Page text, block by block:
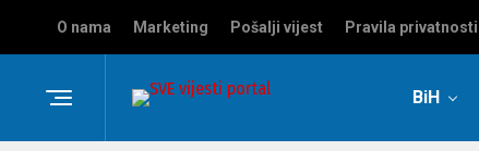
O nama Marketing Pošalji vijest Pravila privatnosti
BiH